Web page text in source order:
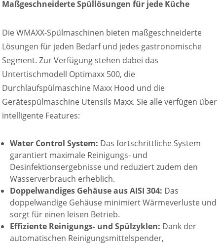
Maßgeschneiderte Spüllösungen für jede Küche
Die WMAXX-Spülmaschinen bieten maßgeschneiderte
Lösungen für jeden Bedarf und jedes gastronomische
Segment. Zur Verfügung stehen dabei das
Untertischmodell Optimaxx 500, die
Durchlaufspülmaschine Maxx Hood und die
Gerätespülmaschine Utensils Maxx. Sie alle verfügen über
intelligente Features:
Water Control System: Das fortschrittliche System
garantiert maximale Reinigungs- und
Desinfektionsergebnisse und reduziert zudem den
Wasserverbrauch erheblich.
Doppelwandiges Gehäuse aus AISI 304: Das
doppelwandige Gehäuse minimiert Wärmeverluste und
sorgt für einen leisen Betrieb.
Effiziente Reinigungs- und Spülzyklen: Dank der
automatischen Reinigungsmittelspender,